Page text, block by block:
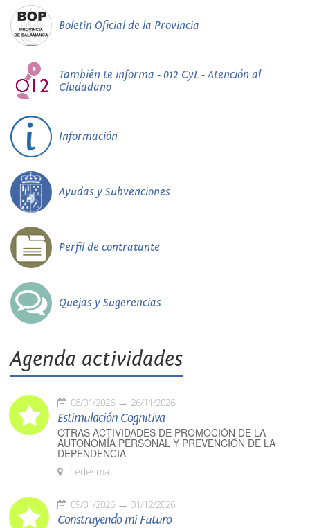
Boletín Oficial de la Provincia
También te informa - 012 CyL - Atención al
Ciudadano
Información
Ayudas y Subvenciones
Perfil de contratante
Quejas y Sugerencias
Agenda actividades
08/01/2026 26/11/2026
Estimulación Cognitiva
OTRAS ACTIVIDADES DE PROMOCIÓN DE LA
AUTONOMÍA PERSONAL Y PREVENCIÓN DE LA
DEPENDENCIA
Ledesma
09/01/2026 31/12/2026
Construyendo mi Futuro